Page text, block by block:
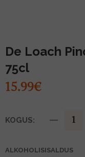
De Loach
75cl
15.99€
KOGUS:
ALKOHOLISISALDUS